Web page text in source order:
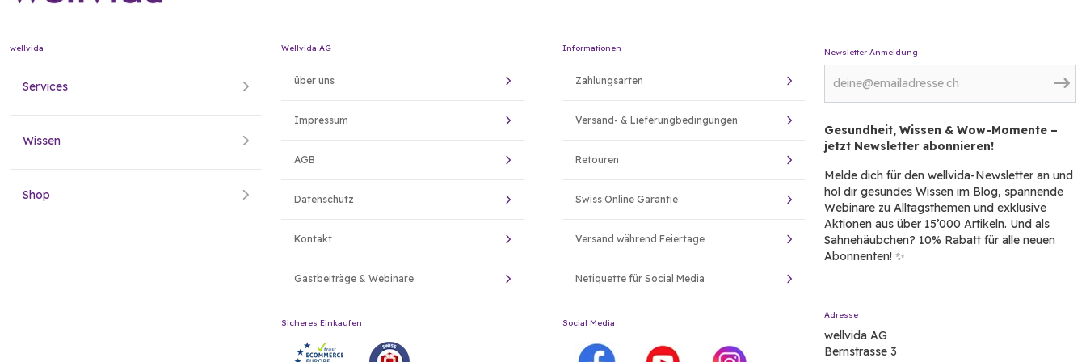
wellvida
Services
Wissen
Shop
Wellvida AG
über uns
Impressum
AGB
Datenschutz
Kontakt
Gastbeiträge & Webinare
Informationen
Zahlungsarten
Versand- & Lieferungbedingungen
Retouren
Swiss Online Garantie
Versand während Feiertage
Netiquette für Social Media
Sicheres Einkaufen Social Media
Newsletter Anmeldung
Gesundheit, Wissen & Wow-Momente –
jetzt Newsletter abonnieren!
Melde dich für den wellvida-Newsletter an und
hol dir gesundes Wissen im Blog, spannende
Webinare zu Alltagsthemen und exklusive
Aktionen aus über 15’000 Artikeln. Und als
Sahnehäubchen? 10% Rabatt für alle neuen
Abonnenten! ✨
Adresse
wellvida AG
Bernstrasse 3